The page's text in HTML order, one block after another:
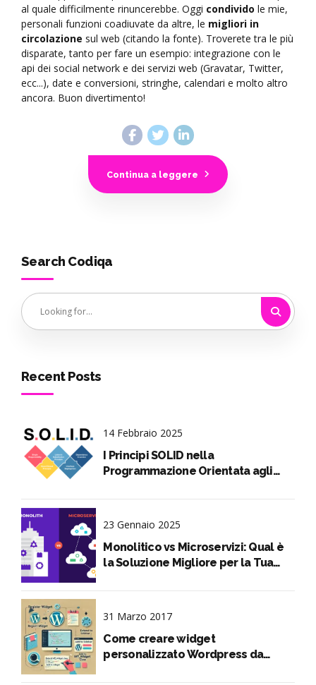
al quale difficilmente rinuncerebbe. Oggi condivido le mie,
personali funzioni coadiuvate da altre, le migliori in
circolazione sul web (citando la fonte). Troverete tra le più
disparate, tanto per fare un esempio: integrazione con le
api dei social network e dei servizi web (Gravatar, Twitter,
ecc...), date e conversioni, stringhe, calendari e molto altro
ancora. Buon divertimento!
Continua a leggere
Search Codiqa
Recent Posts
14 Febbraio 2025
I Principi SOLID nella
Programmazione Orientata agli
23 Gennaio 2025
Monolitico vs Microservizi: Qual è
la Soluzione Migliore per la Tua
31 Marzo 2017
Come creare widget
personalizzato Wordpress da